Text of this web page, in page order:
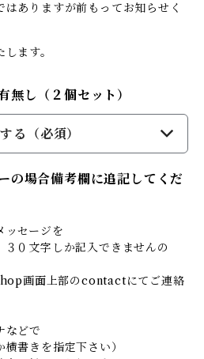
ありますが前もってお知らせく
ます。
無し（２個セット）
る（必須）
の場合備考欄に追記してくだ
ッセージを
０文字しか記入できませんの
画面上部のcontactにてご連絡
などで
横書きを指定下さい）